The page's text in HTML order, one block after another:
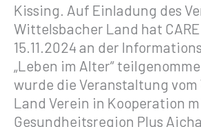
Kissing. Auf Einladung des
Wittelsbacher Land hat CARE
15.11.2024 an der
„Leben im Alter“
wurde die Veranstaltung
Land Verein in Kooperation
Gesundheitsregion Plus